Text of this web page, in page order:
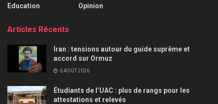
Education
Opinion
Articles Récents
Iran : tensions autour du guide suprême et
accord sur Ormuz
6 AOÛT 2026
Étudiants de l’UAC : plus de rangs pour les
attestations et relevés